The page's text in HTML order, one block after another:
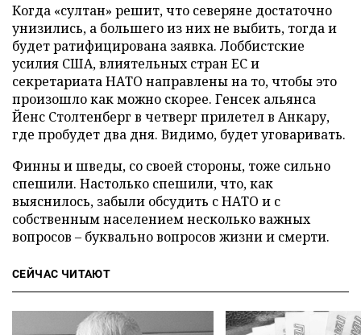
Когда «султан» решит, что северяне достаточно
унизились, а большего из них не выбить, тогда и
будет ратифицирована заявка. Лоббистские
усилия США, влиятельных стран ЕС и
секретариата НАТО направлены на то, чтобы это
произошло как можно скорее. Генсек альянса
Йенс Столтенберг в четверг прилетел в Анкару,
где пробудет два дня. Видимо, будет уговаривать.
Финны и шведы, со своей стороны, тоже сильно
спешили. Настолько спешили, что, как
выяснилось, забыли обсудить с НАТО и с
собственным населением несколько важных
вопросов – буквально вопросов жизни и смерти.
СЕЙЧАС ЧИТАЮТ